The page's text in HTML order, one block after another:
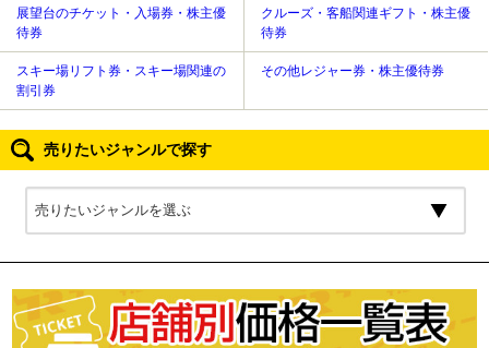
展望台のチケット・入場券・株主優
待券
クルーズ・客船関連ギフト・株主優
待券
スキー場リフト券・スキー場関連の
割引券
その他レジャー券・株主優待券
売りたいジャンルで探す